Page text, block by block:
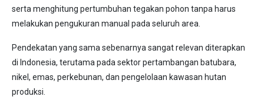
serta menghitung pertumbuhan tegakan pohon tanpa harus
melakukan pengukuran manual pada seluruh area.
Pendekatan yang sama sebenarnya sangat relevan diterapkan
di Indonesia, terutama pada sektor pertambangan batubara,
nikel, emas, perkebunan, dan pengelolaan kawasan hutan
produksi.